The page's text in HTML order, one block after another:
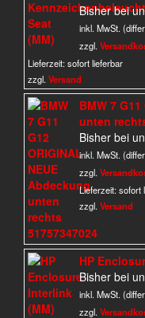
Bisher bei
inkl. MwSt.
zzgl.
Lieferzeit:sofort lieferbar
zzgl. Versand
BMW 7
unten
Bisher bei
inkl. MwSt.
zzgl.
Lieferzeit:sofort
zzgl. Versand
HP
Bisher bei
inkl. MwSt.
zzgl.